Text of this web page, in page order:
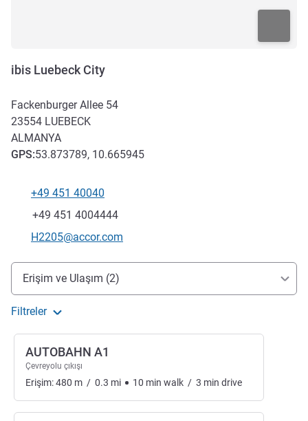
ibis Luebeck City
Fackenburger Allee 54
23554 LUEBECK
ALMANYA
GPS:53.873789, 10.665945
Telefon
+49 451 40040
Faks
+49 451 4004444
İletişim için e-posta
H2205@accor.com
Erişim ve ulaşım
Erişim ve Ulaşım (2)
Filtreler
AUTOBAHN A1
Çevreyolu çıkışı
Erişim:480 m / 0.3 mi 10 min walk / 3 min drive